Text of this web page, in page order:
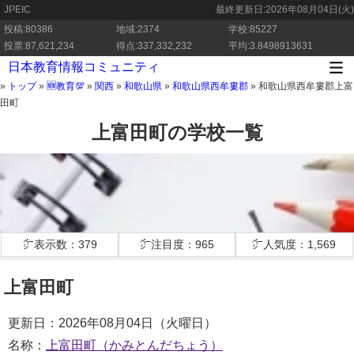
JPEIC 最終更新日:2026年08月04日(火)
投稿:80386
地域:2374
学校:85227
投票:87,621,234
得点:337,332,232 平均:3.8498913631
日本教育情報コミュニティ
» トップ» 🆕教育💯 » 関西 » 和歌山県 » 和歌山県西牟婁郡 » 和歌山県西牟婁郡上富
田町
上富田町の学校一覧
㌻表示数：379 ㌻注目度：965 ㌻人気度：1,569
上富田町
更新日：2026年08月04日（火曜日）
名称：
上富田町（かみとんだちょう）